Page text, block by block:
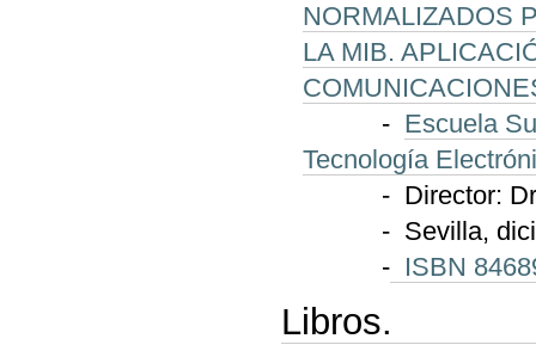
NORMALIZADOS
LA MIB.
- Escuela
Tecnología
- Director: Dr.
- Sevilla,
- ISBN
Libros.